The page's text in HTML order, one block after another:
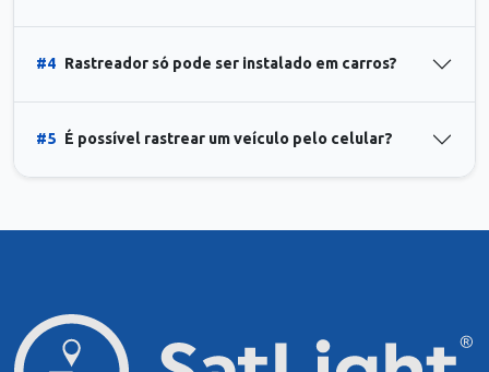
#4 Rastreador só pode ser instalado em carros?
#5 É possível rastrear um veículo pelo celular?